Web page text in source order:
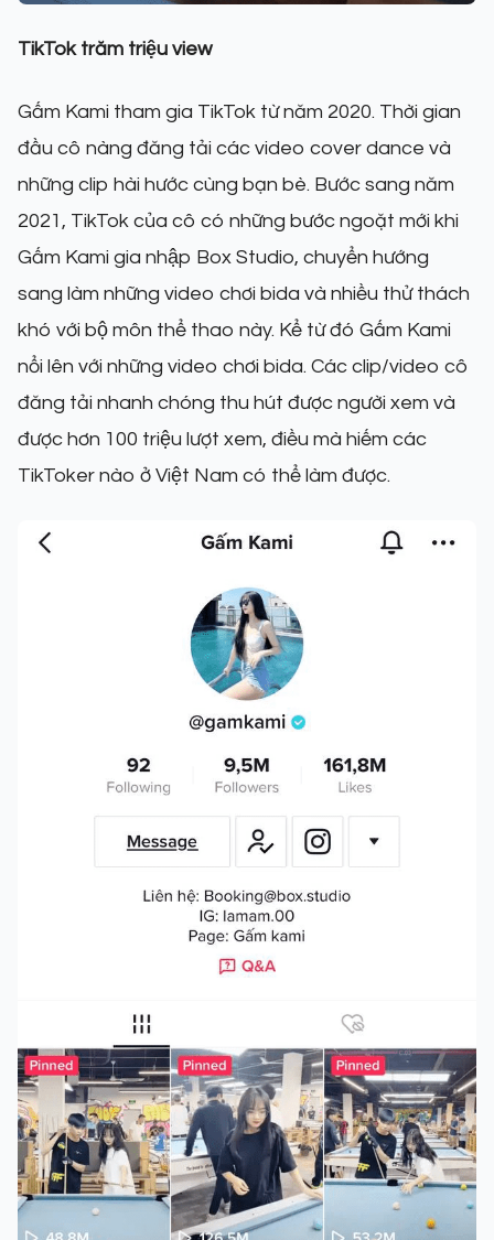
TikTok trăm triệu view
Gấm Kami tham gia TikTok từ năm 2020. Thời gian
đầu cô nàng đăng tải các video cover dance và
những clip hài hước cùng bạn bè. Bước sang năm
2021, TikTok của cô có những bước ngoặt mới khi
Gấm Kami gia nhập Box Studio, chuyển hướng
sang làm những video chơi bida và nhiều thử thách
khó với bộ môn thể thao này. Kể từ đó Gấm Kami
nổi lên với những video chơi bida. Các clip/video cô
đăng tải nhanh chóng thu hút được người xem và
được hơn 100 triệu lượt xem, điều mà hiếm các
TikToker nào ở Việt Nam có thể làm được.